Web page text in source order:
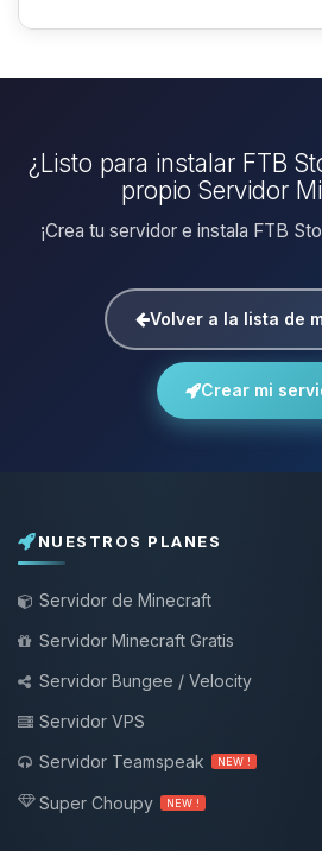
¿Listo para instalar FTB
propio Servidor
¡Crea tu servidor e instala FTB
Volver a la lista de
Crear mi
NUESTROS PLANES
Servidor de Minecraft
Servidor Minecraft Gratis
Servidor Bungee / Velocity
Servidor VPS
Servidor Teamspeak
NEW !
Super Choupy NEW !